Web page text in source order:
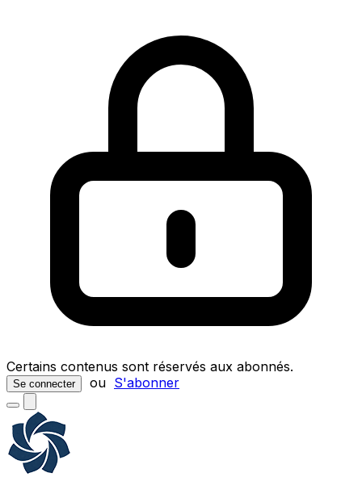
Certains contenus sont réservés aux abonnés.
Se connecter ou S'abonner